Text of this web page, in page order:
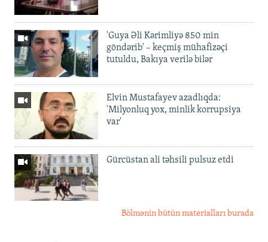
'Guya Əli Kərimliyə 850 min
göndərib' – keçmiş mühafizəçi
tutuldu, Bakıya verilə bilər
Elvin Mustafayev azadlıqda:
'Milyonluq yox, minlik korrupsiya
var'
Gürcüstan ali təhsili pulsuz etdi
Bölmənin bütün materialları burada